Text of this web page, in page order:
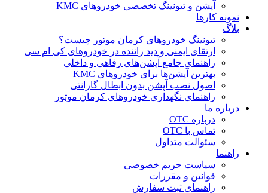
آپشن و تیونینگ تخصصی خودروهای KMC
نمونه کارها
بلاگ
تیونینگ خودروهای کرمان موتور چیست؟
ارتقای ایمنی و دید راننده در خودروهای کی ام سی
راهنمای جامع آپشن‌های رفاهی و داخلی
بهترین آپشن‌ها برای خودروهای KMC
اصول نصب آپشن بدون ابطال گارانتی
راهنمای نگهداری خودروهای کرمان موتور
درباره ما
درباره OTC
تماس با OTC
سئوالت متداول
راهنما
سیاست حریم خصوصی
قوانین و مقررات
راهنمای ثبت سفارش